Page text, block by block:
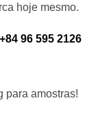
hoje mesmo.
+84 96 595 2126
para amostras!